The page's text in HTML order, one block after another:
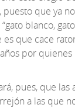
puesto que ya
blanco,
que cace
por quienes
pues, que las
a las que